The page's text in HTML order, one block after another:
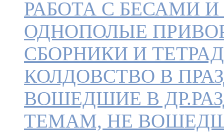
РАБОТА С БЕСАМИ
ОДНОПОЛЫЕ
СБОРНИКИ И
КОЛДОВСТВО В
ВОШЕДШИЕ В
ТЕМАМ, НЕ